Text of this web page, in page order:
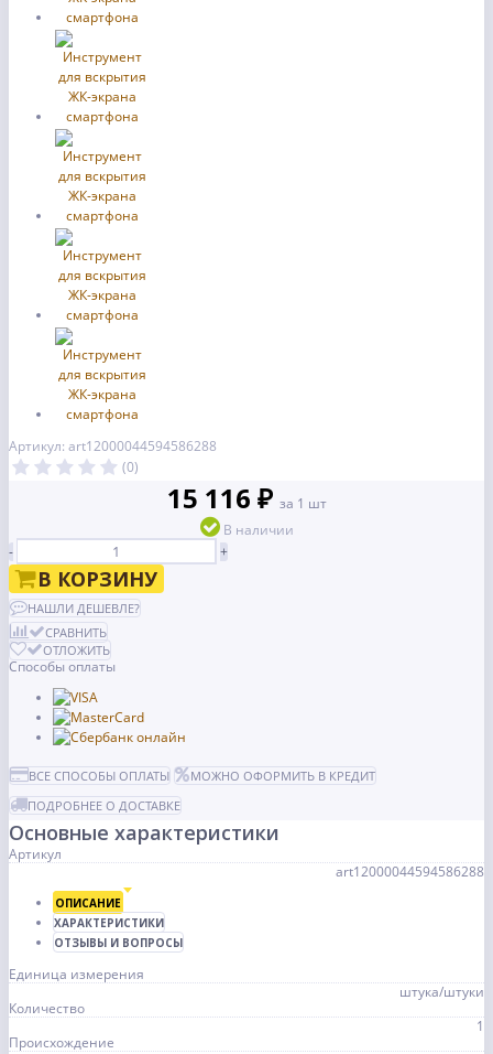
Артикул: art12000044594586288
(0)
15 116 ₽ за 1 шт
В наличии
-
+
В КОРЗИНУ
НАШЛИ ДЕШЕВЛЕ?
СРАВНИТЬ
ОТЛОЖИТЬ
Способы оплаты
ВСЕ СПОСОБЫ ОПЛАТЫ
МОЖНО ОФОРМИТЬ В КРЕДИТ
ПОДРОБНЕЕ О ДОСТАВКЕ
Основные характеристики
Артикул
art12000044594586288
ОПИСАНИЕ
ХАРАКТЕРИСТИКИ
ОТЗЫВЫ И ВОПРОСЫ
Единица измерения
штука/штуки
Количество
1
Происхождение